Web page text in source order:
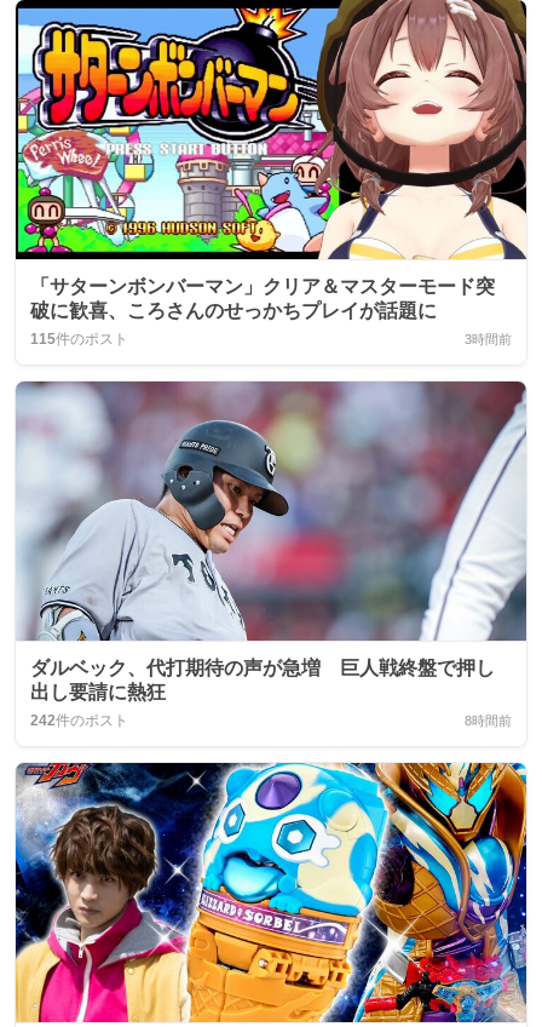
「サターンボンバーマン」クリア＆マスターモード突
破に歓喜、ころさんのせっかちプレイが話題に
115件のポスト 3時間前
ダルベック、代打期待の声が急増 巨人戦終盤で押し
出し要請に熱狂
242件のポスト 8時間前